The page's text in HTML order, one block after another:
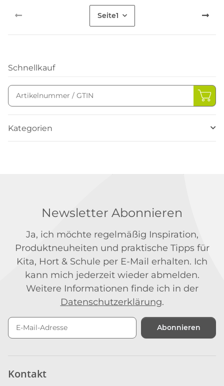
Seite1
Schnellkauf
Kategorien
Newsletter Abonnieren
Ja, ich möchte regelmäßig Inspiration,
Produktneuheiten und praktische Tipps für
Kita, Hort & Schule per E-Mail erhalten. Ich
kann mich jederzeit wieder abmelden.
Weitere Informationen finde ich in der
Datenschutzerklärung.
Abonnieren
Kontakt